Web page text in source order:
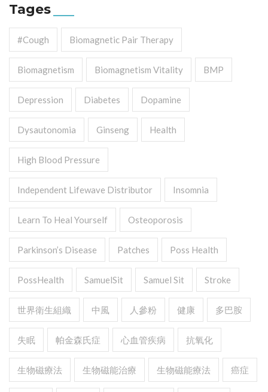
Tages
#cough Biomagnetic Pair Therapy
Biomagnetism Biomagnetism Vitality BMP
Depression Diabetes Dopamine
Dysautonomia Ginseng Health
High Blood Pressure
Independent Lifewave Distributor Insomnia
Learn To Heal Yourself Osteoporosis
Parkinson’s Disease Patches Poss Health
PossHealth SamuelSit Samuel Sit Stroke
世界衛生組織 中風 人參粉 健康 多巴胺
失眠 帕金森氏症 心血管疾病 抗氧化
生物磁療法 生物磁能治療 生物磁能療法 癌症